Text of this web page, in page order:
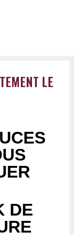
LE
DE